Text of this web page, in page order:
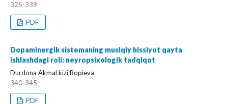
325-339
PDF
Dopaminergik sistemaning musiqiy hissiyot qayta
ishlashdagi roli: neyropsixologik tadqiqot
Durdona Akmal kizi Ropieva
340-345
PDF